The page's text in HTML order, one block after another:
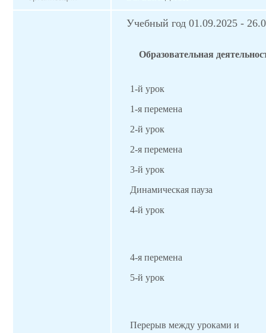
Учебный год 01.09.2025 -
Образовательная
1-й урок
1-я перемена
2-й урок
2-я перемена
3-й урок
Динамическая пауза
4-й урок
4-я перемена
5-й урок
Перерыв между уроками и